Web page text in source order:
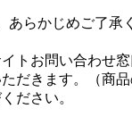
らかじめご了承
トお問い合わせ窓
だきます。（商
ださい。